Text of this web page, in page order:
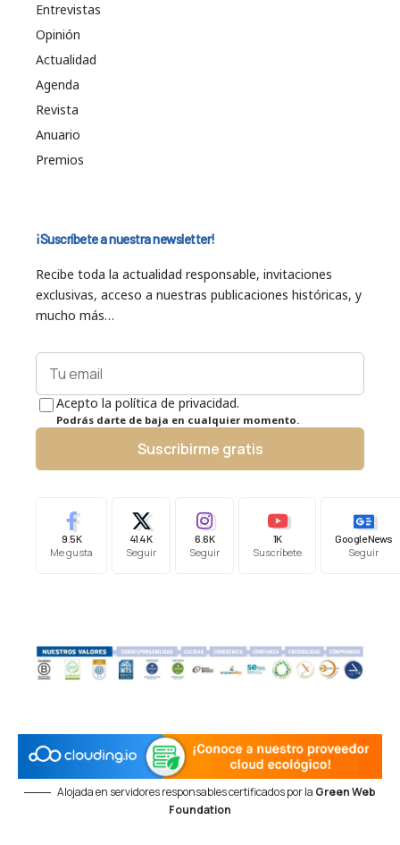
Entrevistas
Opinión
Actualidad
Agenda
Revista
Anuario
Premios
¡Suscríbete a nuestra newsletter!
Recibe toda la actualidad responsable, invitaciones
exclusivas, acceso a nuestras publicaciones históricas, y
mucho más…
Acepto la política de privacidad.
Podrás darte de baja en cualquier momento.
Suscribirme gratis
9.5K
Me gusta
41.4K
Seguir
6.6K
Seguir
1K
Suscríbete
Google News
Seguir
Alojada en servidores responsables certificados por la Green Web
Foundation